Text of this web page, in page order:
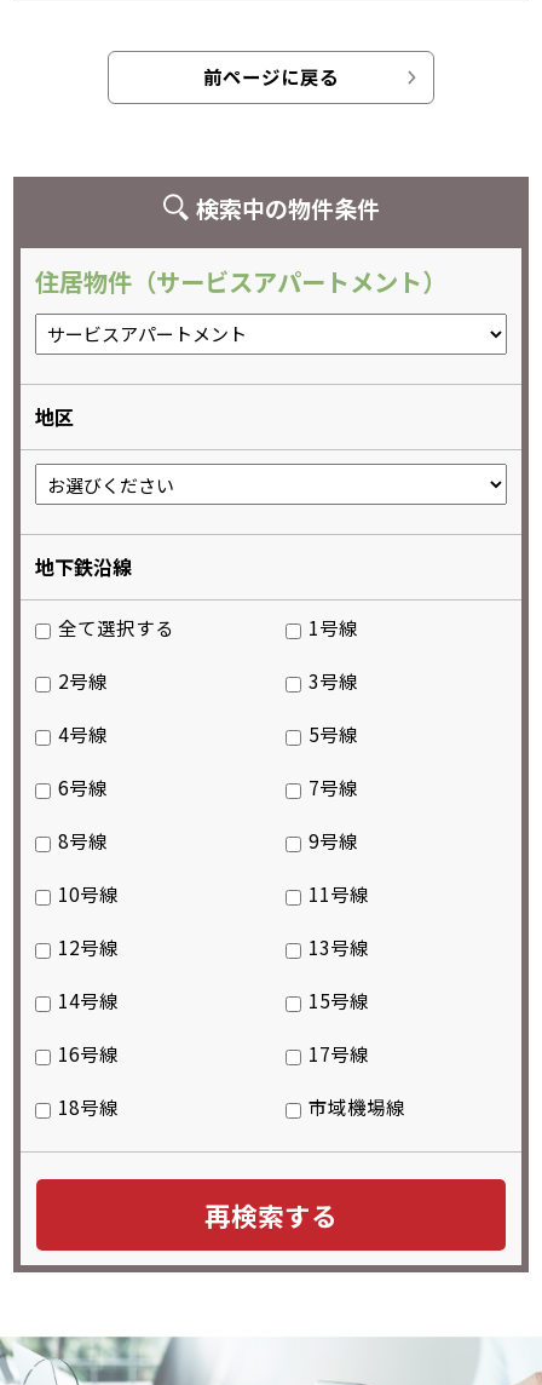
前ページに戻る
検索中の物件条件
住居物件（サービスアパートメント）
地区
地下鉄沿線
全て選択する
1号線
2号線
3号線
4号線
5号線
6号線
7号線
8号線
9号線
10号線
11号線
12号線
13号線
14号線
15号線
16号線
17号線
18号線
市域機場線